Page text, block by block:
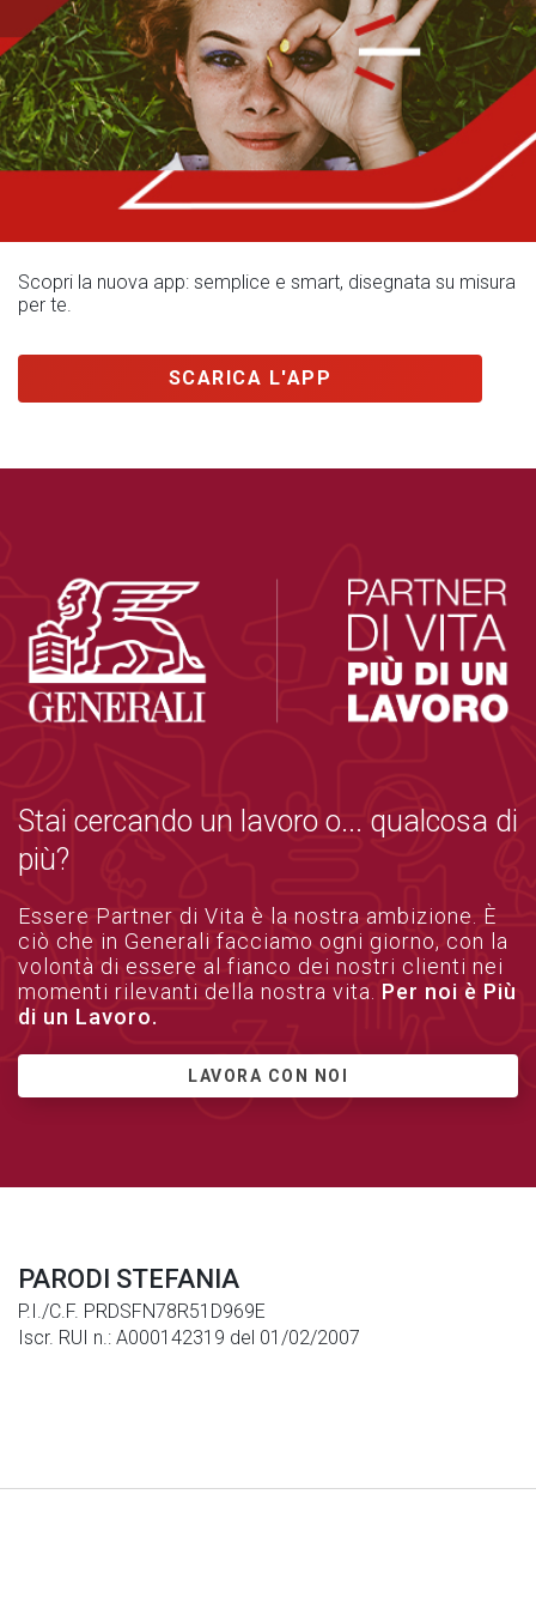
Scopri la nuova app: semplice e smart, disegnata su misura
per te.
SCARICA L'APP
Stai cercando un lavoro o... qualcosa di
più?
Essere Partner di Vita è la nostra ambizione. È
ciò che in Generali facciamo ogni giorno, con la
volontà di essere al fianco dei nostri clienti nei
momenti rilevanti della nostra vita. Per noi è Più
di un Lavoro.
LAVORA CON NOI
PARODI STEFANIA
P.I./C.F. PRDSFN78R51D969E
Iscr. RUI n.: A000142319 del 01/02/2007